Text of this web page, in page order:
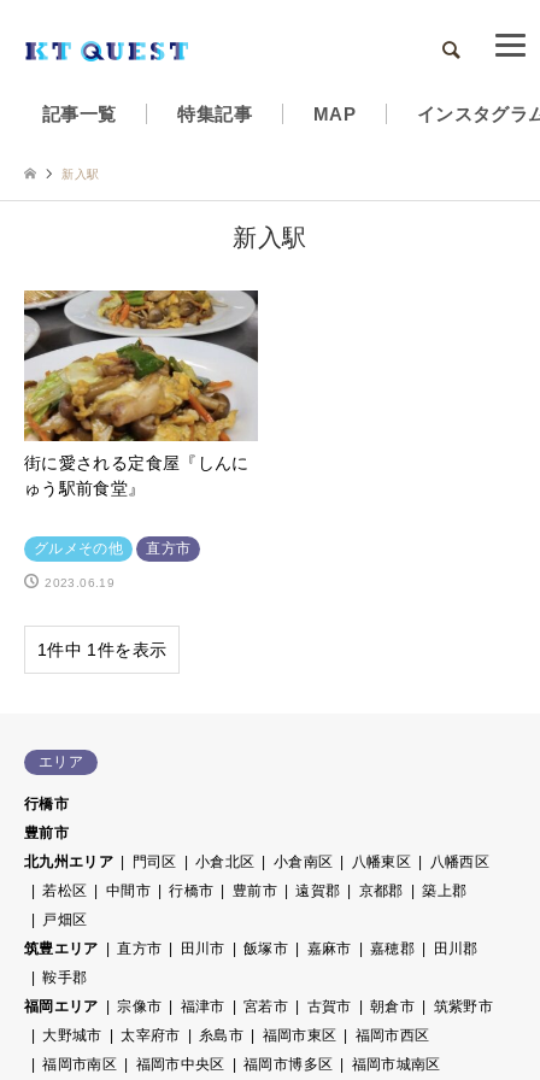
検索
記事一覧 特集記事 MAP インスタグラ
新入駅
新入駅
街に愛される定食屋『しんに
ゅう駅前食堂』
グルメその他 直方市
2023.06.19
1件中 1件を表示
エリア
行橋市
豊前市
北九州エリア
門司区 小倉北区 小倉南区 八幡東区
八幡西区
若松区
中間市 行橋市 豊前市 遠賀郡 京都郡
築上郡
戸畑区
筑豊エリア
直方市 田川市 飯塚市 嘉麻市 嘉穂郡
田川郡
鞍手郡
福岡エリア
宗像市 福津市 宮若市 古賀市 朝倉市
筑紫野市
大野城市
太宰府市 糸島市 福岡市東区
福岡市西区
福岡市南区
福岡市中央区 福岡市博多区 福岡市城南区